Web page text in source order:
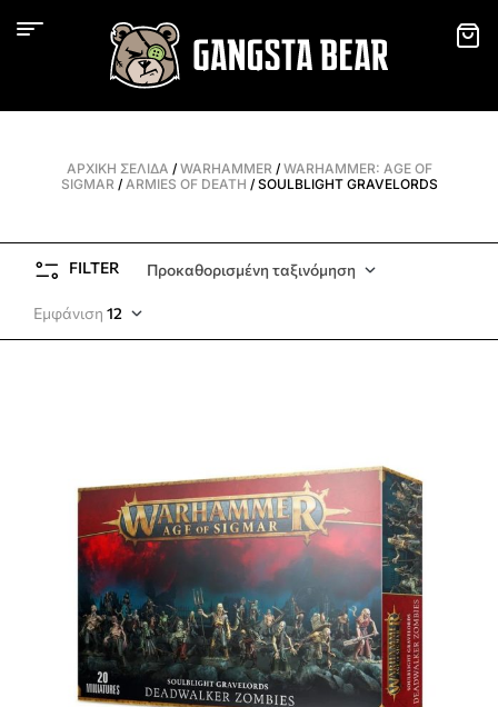
ΑΡΧΙΚΉ ΣΕΛΊΔΑ / WARHAMMER / WARHAMMER: AGE OF
SIGMAR / ARMIES OF DEATH / SOULBLIGHT GRAVELORDS
FILTER Προκαθορισμένη ταξινόμηση
Εμφάνιση 12